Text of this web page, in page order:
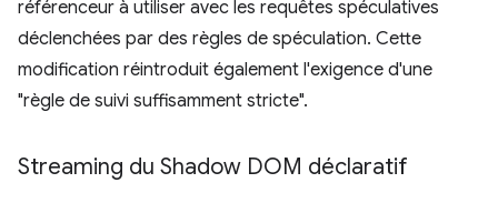
référenceur à utiliser avec les requêtes spéculatives
déclenchées par des règles de spéculation. Cette
modification réintroduit également l'exigence d'une
"règle de suivi suffisamment stricte".
Streaming du Shadow DOM déclaratif